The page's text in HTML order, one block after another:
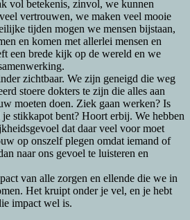
vol betekenis, zinvol, we kunnen
vertrouwen, we maken veel mooie
tijden mogen we mensen bijstaan,
en komen met allerlei mensen en
een brede kijk op de wereld en we
zichtbaar. We zijn geneigd die weg
stoere dokters te zijn die alles aan
moeten doen. Ziek gaan werken? Is
stikkapot bent? Hoort erbij. We hebben
dat daar veel voor moet
op onszelf plegen omdat iemand of
naar ons gevoel te luisteren en
van alle zorgen en ellende die we in
Het kruipt onder je vel, en je hebt
impact wel is.